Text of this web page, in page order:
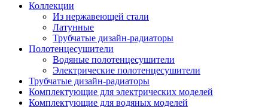
Коллекции
Из нержавеющей стали
Латунные
Трубчатые дизайн-радиаторы
Полотенцесушители
Водяные полотенцесушители
Электрические полотенцесушители
Трубчатые дизайн-радиаторы
Комплектующие для электрических моделей
Комплектующие для водяных моделей